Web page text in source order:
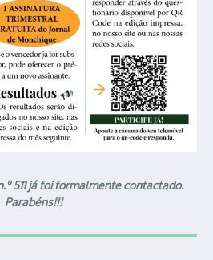
511 já foi formalmente contactado.
Parabéns!!!